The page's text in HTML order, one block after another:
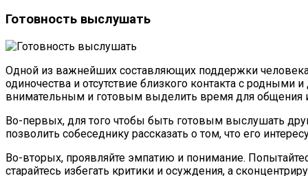
Готовность выслушать
Одной из важнейших составляющих поддержки человека
одиночества и отсутствие близкого контакта с
внимательным и готовым выделить время для общения
Во-первых, для того чтобы быть готовым выслушать
позволить собеседнику рассказать о том, что его
Во-вторых, проявляйте эмпатию и понимание.
старайтесь избегать критики и осуждения, а